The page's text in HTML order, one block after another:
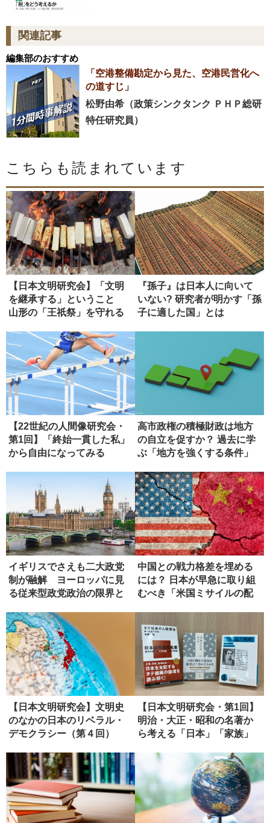
関連記事
編集部のおすすめ
「空港整備勘定から見た、空港民営化へ
の道すじ」
松野由希（政策シンクタンク ＰＨＰ総研
特任研究員）
こちらも読まれています
【日本文明研究会】「文明
を継承する」ということ
山形の「王祇祭」を守れる
『孫子』は日本人に向いて
いない? 研究者が明かす「孫
子に適した国」とは
【22世紀の人間像研究会・
第1回】「終始一貫した私」
から自由になってみる
高市政権の積極財政は地方
の自立を促すか？ 過去に学
ぶ「地方を強くする条件」
イギリスでさえも二大政党
制が融解 ヨーロッパに見
る従来型政党政治の限界と
中国との戦力格差を埋める
には？ 日本が早急に取り組
むべき「米国ミサイルの配
【日本文明研究会】文明史
のなかの日本のリベラル・
デモクラシー（第４回）
【日本文明研究会・第1回】
明治・大正・昭和の名著か
ら考える「日本」「家族」